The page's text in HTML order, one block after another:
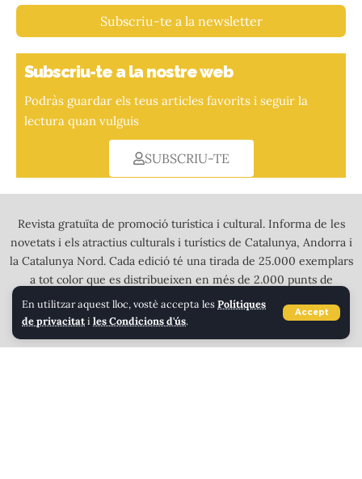
En utilitzar aquest lloc, vostè accepta lesPolítiques
de privacitati les Condicions d'ús.
Accept
Subscriu-te a la newsletter
Subscriu-te a la nostre web
Podràs guardar els teus articles favorits i seguir la
lectura quan vulguis
SUBSCRIU-TE
Revista gratuïta de promoció turística i cultural. Informa de les
novetats i els atractius culturals i turístics de Catalunya, Andorra i
la Catalunya Nord. Cada edició té una tirada de 25.000 exemplars
a tot color que es distribueixen en més de 2.000 punts de
recollida a l’Alt Pirineu, Andorra i tota Calalunya.